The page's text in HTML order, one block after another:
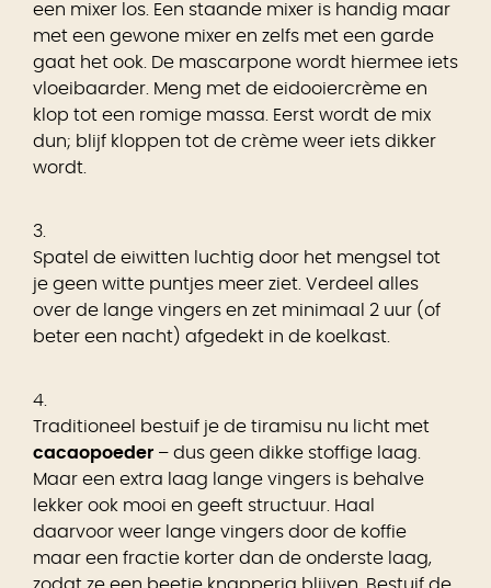
een mixer los. Een staande mixer is handig maar
met een gewone mixer en zelfs met een garde
gaat het ook. De mascarpone wordt hiermee iets
vloeibaarder. Meng met de eidooiercrème en
klop tot een romige massa. Eerst wordt de mix
dun; blijf kloppen tot de crème weer iets dikker
wordt.
3.
Spatel de eiwitten luchtig door het mengsel tot
je geen witte puntjes meer ziet. Verdeel alles
over de lange vingers en zet minimaal 2 uur (of
beter een nacht) afgedekt in de koelkast.
4.
Traditioneel bestuif je de tiramisu nu licht met
cacaopoeder – dus geen dikke stoffige laag.
Maar een extra laag lange vingers is behalve
lekker ook mooi en geeft structuur. Haal
daarvoor weer lange vingers door de koffie
maar een fractie korter dan de onderste laag,